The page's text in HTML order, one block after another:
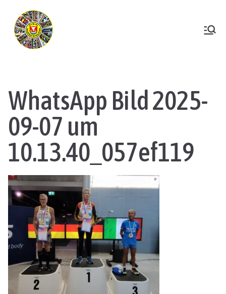
Inhalt
springen
WhatsApp Bild 2025-
09-07 um
10.13.40_057ef119